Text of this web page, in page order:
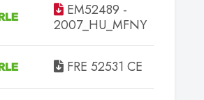
EM52489 -
2007_HU_MFNY
FRE 52531 CE